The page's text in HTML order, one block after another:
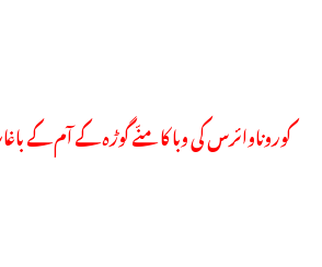
کوروناوائرس کی وبا کا منّے گوڑہ کے آم کے